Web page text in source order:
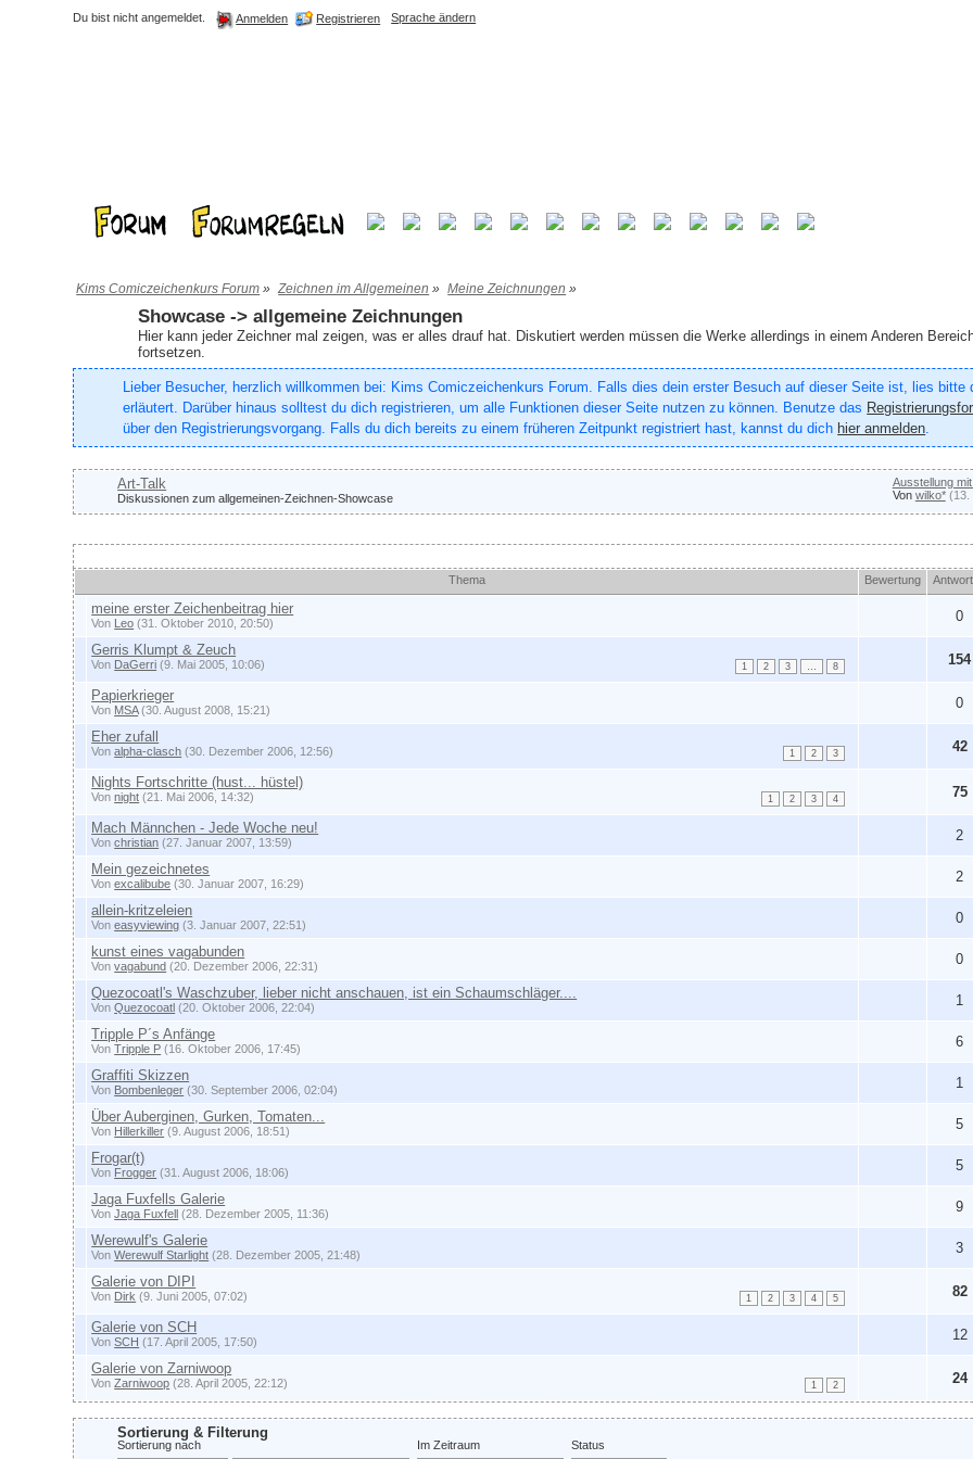
Du bist nicht angemeldet. Anmelden Registrieren Sprache ändern
Kims Comiczeichenkurs Forum » Zeichnen im Allgemeinen » Meine Zeichnungen »
Showcase -> allgemeine Zeichnungen
Hier kann jeder Zeichner mal zeigen, was er alles drauf hat. Diskutiert werden müssen die Werke allerdings in einem Anderen
fortsetzen.
Lieber Besucher, herzlich willkommen bei: Kims Comiczeichenkurs Forum. Falls dies dein erster Besuch auf dieser Seite ist, lies bitte
erläutert. Darüber hinaus solltest du dich registrieren, um alle Funktionen dieser Seite nutzen zu können. Benutze das
über den Registrierungsvorgang. Falls du dich bereits zu einem früheren Zeitpunkt registriert hast, kannst du dich hier anmelden.
Art-Talk
Diskussionen zum allgemeinen-Zeichnen-Showcase
Ausstellung
Von wilko* (13.
Thema Bewertung
meine erster Zeichenbeitrag hier
Von Leo (31. Oktober 2010, 20:50) 0
Gerris Klumpt & Zeuch
1 2 3 … 8
Von DaGerri (9. Mai 2005, 10:06) 154
Papierkrieger
Von MSA(30. August 2008, 15:21) 0
Eher zufall
1 2 3
Vonalpha-clasch (30. Dezember 2006, 12:56) 42
Nights Fortschritte (hust... hüstel)
1 2 3 4
Vonnight (21. Mai 2006, 14:32) 75
Mach Männchen - Jede Woche neu!
Vonchristian (27. Januar 2007, 13:59) 2
Mein gezeichnetes
Vonexcalibube (30. Januar 2007, 16:29) 2
allein-kritzeleien
Voneasyviewing (3. Januar 2007, 22:51) 0
kunst eines vagabunden
Vonvagabund (20. Dezember 2006, 22:31) 0
Quezocoatl's Waschzuber, lieber nicht anschauen, ist ein Schaumschläger....
VonQuezocoatl (20. Oktober 2006, 22:04) 1
Tripple P´s Anfänge
VonTripple P (16. Oktober 2006, 17:45) 6
Graffiti Skizzen
Von Bombenleger (30. September 2006, 02:04) 1
Über Auberginen, Gurken, Tomaten...
Von Hillerkiller (9. August 2006, 18:51) 5
Frogar(t)
Von Frogger (31. August 2006, 18:06) 5
Jaga Fuxfells Galerie
VonJaga Fuxfell (28. Dezember 2005, 11:36) 9
Werewulf's Galerie
VonWerewulf Starlight (28. Dezember 2005, 21:48) 3
Galerie von DIPI
1 2 3 4 5
Von Dirk (9. Juni 2005, 07:02) 82
Galerie von SCH
VonSCH (17. April 2005, 17:50) 12
Galerie von Zarniwoop
1 2
VonZarniwoop (28. April 2005, 22:12) 24
Sortierung & Filterung
Sortierung nach Im Zeitraum Status